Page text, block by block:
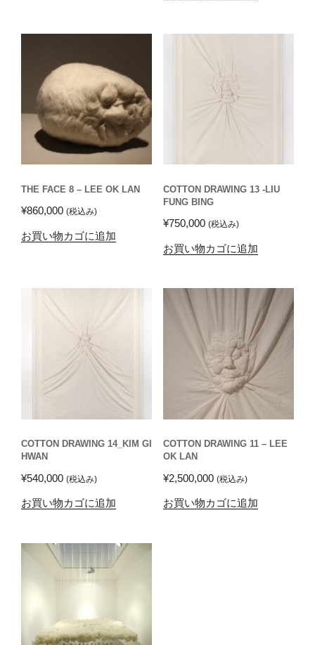
THE FACE 8 – LEE OK LAN
¥860,000 (税込み)
お買い物カゴに追加
COTTON DRAWING 13 -LIU
FUNG BING
¥750,000 (税込み)
お買い物カゴに追加
COTTON DRAWING 14_KIM GI
HWAN
¥540,000 (税込み)
お買い物カゴに追加
COTTON DRAWING 11 – LEE
OK LAN
¥2,500,000 (税込み)
お買い物カゴに追加